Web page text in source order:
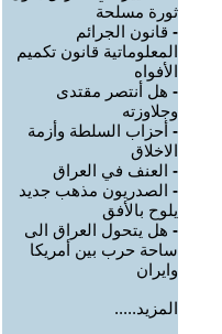
ثورة مسلحة
- قانون الجرائم
المعلوماتية قانون تكميم
الأفواه
- هل أنتصر مقتدى
وجلاوزته
- أحزاب السلطة وأزمة
الاخلاق
- العنف في العراق
- الصدريون مذهب جديد
يلوح بالأفق
- هل يتحول العراق الى
ساحة حرب بين أمريكا
وايران
المزيد.....